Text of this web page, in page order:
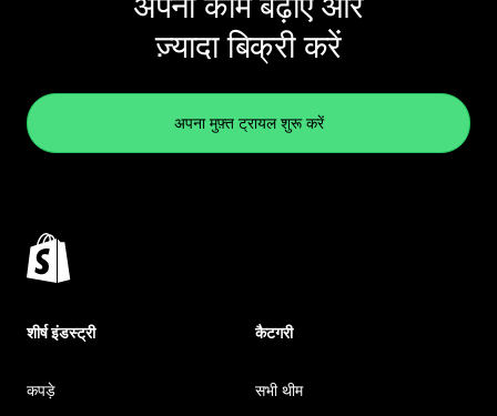
ज़्यादा बिक्री करें
अपना मुफ़्त ट्रायल शुरू करें
शीर्ष इंडस्ट्री
कपड़े
कैटगरी
सभी थीम